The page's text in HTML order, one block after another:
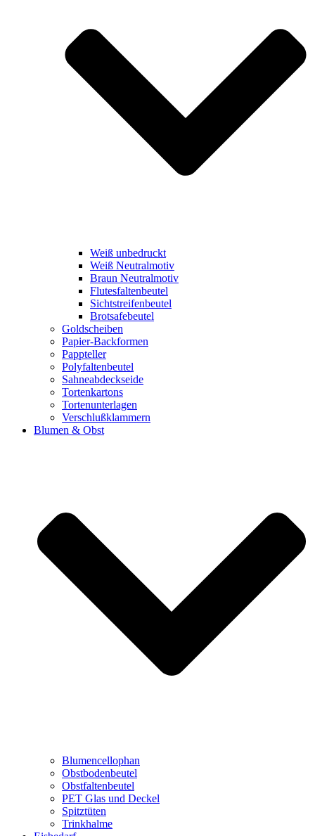
Weiß unbedruckt
Weiß Neutralmotiv
Braun Neutralmotiv
Flutesfaltenbeutel
Sichtstreifenbeutel
Brotsafebeutel
Goldscheiben
Papier-Backformen
Pappteller
Polyfaltenbeutel
Sahneabdeckseide
Tortenkartons
Tortenunterlagen
Verschlußklammern
Blumen & Obst
Blumencellophan
Obstbodenbeutel
Obstfaltenbeutel
PET Glas und Deckel
Spitztüten
Trinkhalme